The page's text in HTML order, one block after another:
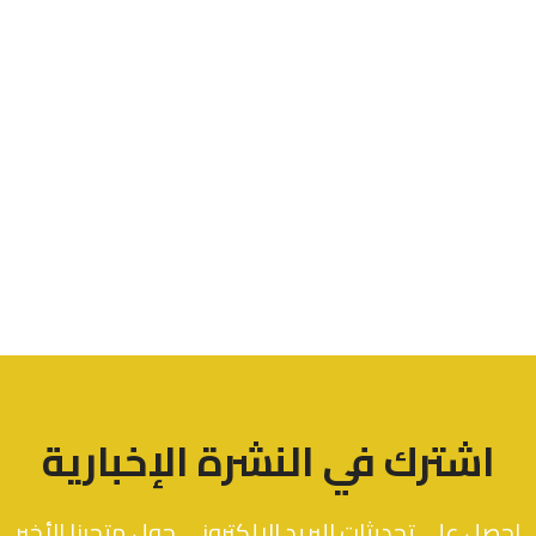
اشترك في النشرة الإخبارية